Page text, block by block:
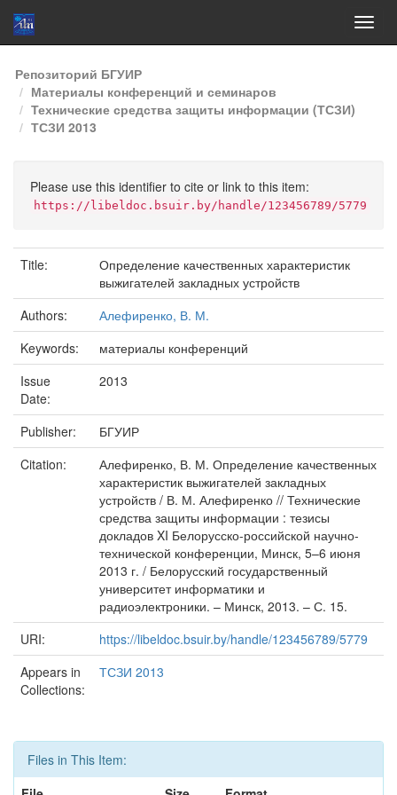
Skip
navigation
Репозиторий БГУИР
Материалы конференций и семинаров
Технические средства защиты информации (ТСЗИ)
ТСЗИ 2013
Please use this identifier to cite or link to this item:
https://libeldoc.bsuir.by/handle/123456789/5779
Title:
Определение качественных характеристик
выжигателей закладных устройств
Authors:
Алефиренко, В. М.
Keywords:
материалы конференций
Issue
Date:
2013
Publisher:
БГУИР
Citation:
Алефиренко, В. М. Определение качественных
характеристик выжигателей закладных
устройств / В. М. Алефиренко // Технические
средства защиты информации : тезисы
докладов XI Белорусско-российской научно-
технической конференции, Минск, 5–6 июня
2013 г. / Белорусский государственный
университет информатики и
радиоэлектроники. – Минск, 2013. – С. 15.
URI:
https://libeldoc.bsuir.by/handle/123456789/5779
Appears in
Collections:
ТСЗИ 2013
Files in This Item: